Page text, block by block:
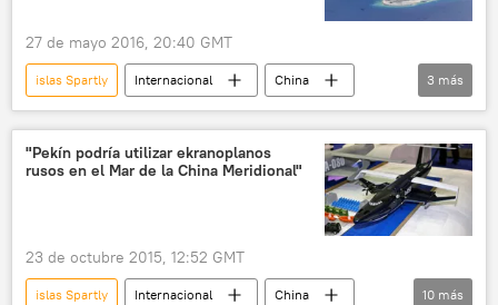
27 de mayo 2016, 20:40 GMT
islas Spartly Internacional
China
G7
Cumbre del G7 noticias
3 más
"Pekín podría utilizar ekranoplanos
rusos en el Mar de la China Meridional"
23 de octubre 2015, 12:52 GMT
islas Spartly Internacional
China
10 más